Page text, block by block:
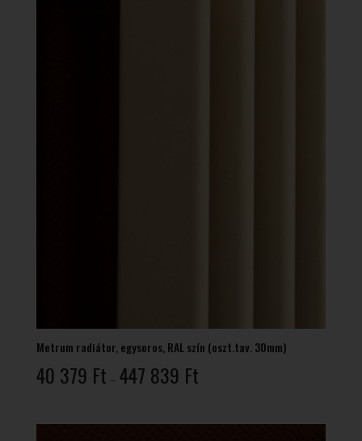
Metrum radiátor, egysoros, RAL szín (oszt.tav. 30mm)
40 379 Ft – 447 839 Ft40
-